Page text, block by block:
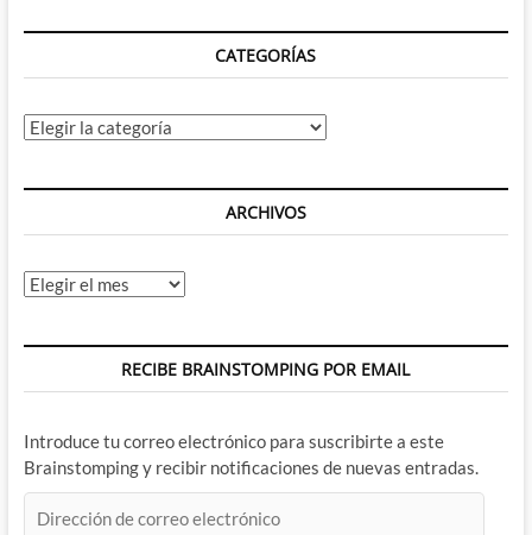
de
por
lo
grande
CATEGORÍAS
Categorías
ARCHIVOS
Archivos
RECIBE BRAINSTOMPING POR EMAIL
Introduce tu correo electrónico para suscribirte a este
Brainstomping y recibir notificaciones de nuevas entradas.
de